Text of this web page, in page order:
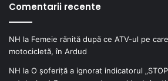
Comentarii recente
NH la Femeie rănită după ce ATV-ul pe
motocicletă, în Ardud
NH la O șoferiță a ignorat indicatorul